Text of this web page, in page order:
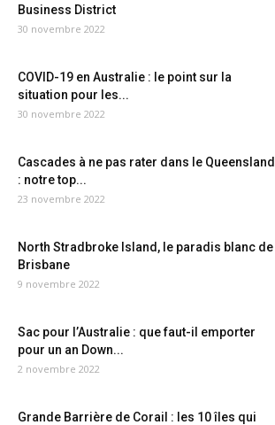
Business District
30 novembre 2022
COVID-19 en Australie : le point sur la
situation pour les...
30 novembre 2022
Cascades à ne pas rater dans le Queensland
: notre top...
23 novembre 2022
North Stradbroke Island, le paradis blanc de
Brisbane
9 novembre 2022
Sac pour l’Australie : que faut-il emporter
pour un an Down...
2 novembre 2022
Grande Barrière de Corail : les 10 îles qui